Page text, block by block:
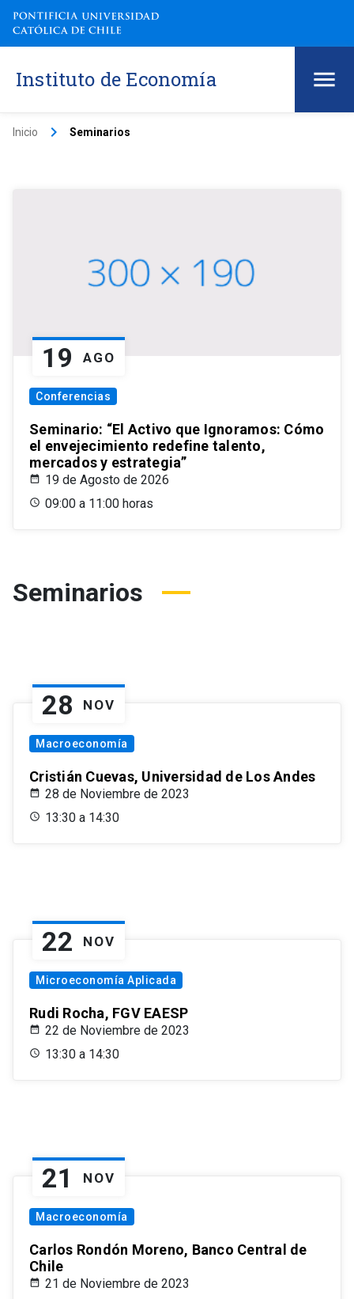
Instituto de Economía
Inicio keyboard_arrow_right Seminarios
19 AGO
Conferencias
Seminario: “El Activo que Ignoramos: Cómo
el envejecimiento redefine talento,
mercados y estrategia”
19 de Agosto de 2026
09:00 a 11:00 horas
Seminarios
28 NOV
Macroeconomía
Cristián Cuevas, Universidad de Los Andes
28 de Noviembre de 2023
13:30 a 14:30
22 NOV
Microeconomía Aplicada
Rudi Rocha, FGV EAESP
22 de Noviembre de 2023
13:30 a 14:30
21 NOV
Macroeconomía
Carlos Rondón Moreno, Banco Central de
Chile
21 de Noviembre de 2023